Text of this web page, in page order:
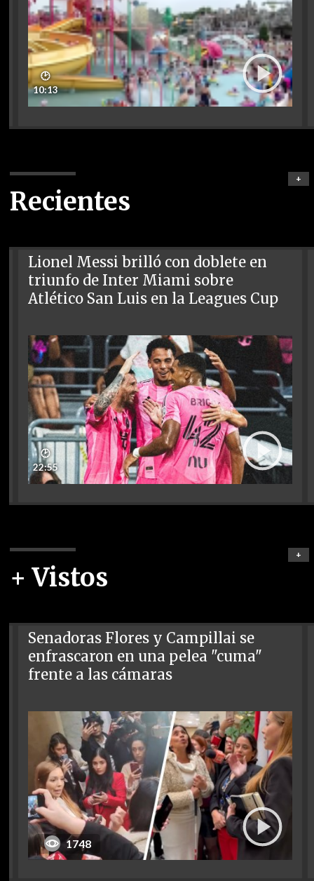
🕑
10:13
Recientes
+
Lionel Messi brilló con doblete en
triunfo de Inter Miami sobre
Atlético San Luis en la Leagues Cup
🕑
22:55
+ Vistos
+
Senadoras Flores y Campillai se
enfrascaron en una pelea "cuma"
frente a las cámaras
1748